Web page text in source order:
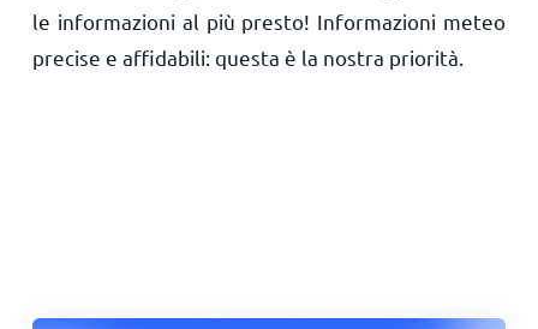
le informazioni al più presto! Informazioni meteo
precise e affidabili: questa è la nostra priorità.